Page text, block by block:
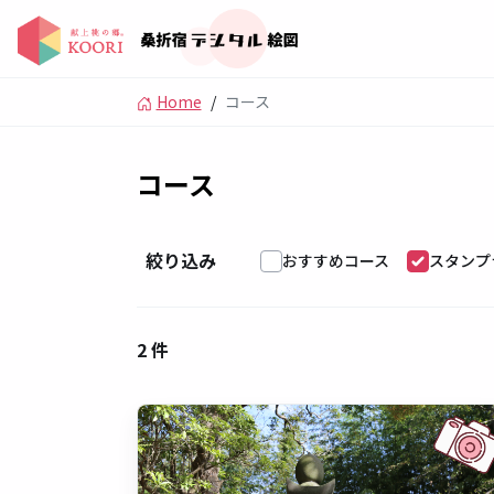
Home / コース
コース
絞り込み おすすめコース スタン
2 件